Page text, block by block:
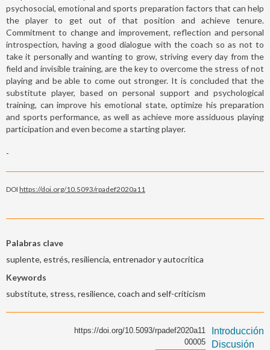
psychosocial, emotional and sports preparation factors that can help
the player to get out of that position and achieve tenure.
Commitment to change and improvement, reflection and personal
introspection, having a good dialogue with the coach so as not to
take it personally and wanting to grow, striving every day from the
field and invisible training, are the key to overcome the stress of not
playing and be able to come out stronger. It is concluded that the
substitute player, based on personal support and psychological
training, can improve his emotional state, optimize his preparation
and sports performance, as well as achieve more assiduous playing
participation and even become a starting player.
-
DOI https://doi.org/10.5093/rpadef2020a11
Palabras clave
suplente, estrés, resiliencia, entrenador y autocritica
Keywords
substitute, stress, resilience, coach and self-criticism
https://doi.org/10.5093/rpadef2020a11
00005
Introducción
Discusión